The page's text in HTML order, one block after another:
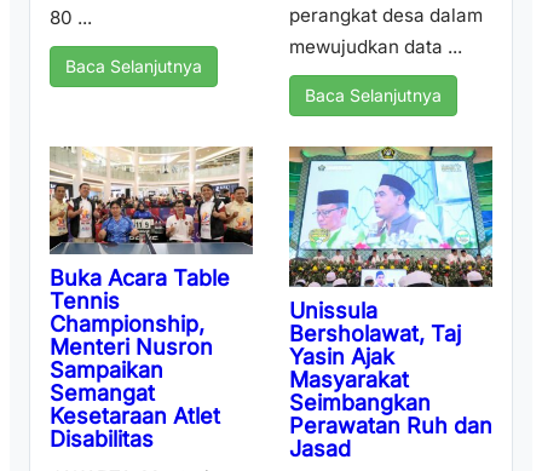
80 ...
Baca Selanjutnya
perangkat desa dalam
mewujudkan data ...
Baca Selanjutnya
Buka Acara Table
Tennis
Championship,
Menteri Nusron
Sampaikan
Semangat
Kesetaraan Atlet
Disabilitas
Unissula
Bersholawat, Taj
Yasin Ajak
Masyarakat
Seimbangkan
Perawatan Ruh dan
Jasad